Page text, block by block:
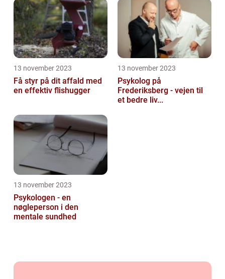
13 november 2023
Få styr på dit affald med
en effektiv flishugger
13 november 2023
Psykolog på
Frederiksberg - vejen til
et bedre liv...
13 november 2023
Psykologen - en
nøgleperson i den
mentale sundhed